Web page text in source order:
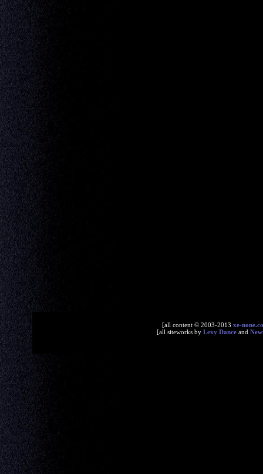
[all content © 2003-2013 xe-
[all siteworks by Lexy Danceand